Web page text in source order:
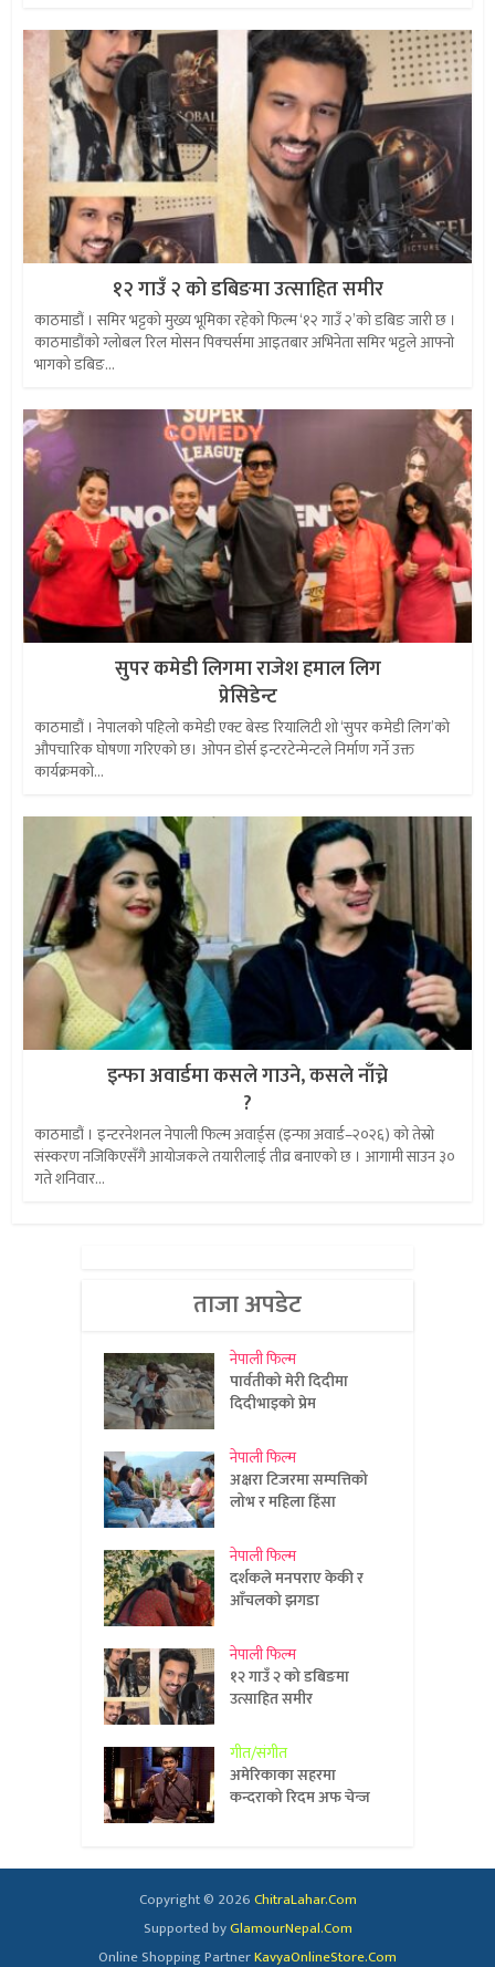
१२ गाउँ २ को डबिङमा उत्साहित समीर
काठमाडौं । समिर भट्टको मुख्य भूमिका रहेको फिल्म ‘१२ गाउँ २’को डबिङ जारी छ ।
काठमाडौंको ग्लोबल रिल मोसन पिक्चर्समा आइतबार अभिनेता समिर भट्टले आफ्नो
भागको डबिङ...
सुपर कमेडी लिगमा राजेश हमाल लिग
प्रेसिडेन्ट
काठमाडौं । नेपालको पहिलो कमेडी एक्ट बेस्ड रियालिटी शो ‘सुपर कमेडी लिग’को
औपचारिक घोषणा गरिएको छ। ओपन डोर्स इन्टरटेन्मेन्टले निर्माण गर्ने उक्त
कार्यक्रमको...
इन्फा अवार्डमा कसले गाउने, कसले नाँच्ने
?
काठमाडौं । इन्टरनेशनल नेपाली फिल्म अवार्ड्स (इन्फा अवार्ड–२०२६) को तेस्रो
संस्करण नजिकिएसँगै आयोजकले तयारीलाई तीव्र बनाएको छ । आगामी साउन ३०
गते शनिवार...
ताजा अपडेट
नेपाली फिल्म
पार्वतीको मेरी दिदीमा
दिदीभाइको प्रेम
नेपाली फिल्म
अक्षरा टिजरमा सम्पत्तिको
लोभ र महिला हिंसा
नेपाली फिल्म
दर्शकले मनपराए केकी र
आँचलको झगडा
नेपाली फिल्म
१२ गाउँ २ को डबिङमा
उत्साहित समीर
गीत/संगीत
अमेरिकाका सहरमा
कन्दराको रिदम अफ चेन्ज
Copyright © 2026ChitraLahar.Com
Supported byGlamourNepal.Com
Online Shopping PartnerKavyaOnlineStore.Com